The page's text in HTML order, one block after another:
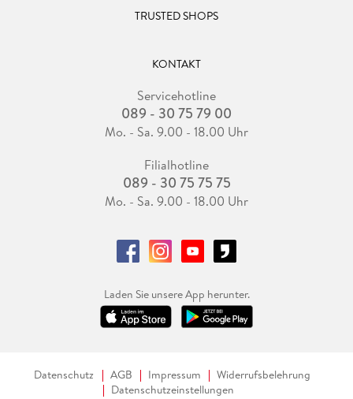
TRUSTED SHOPS
KONTAKT
Servicehotline
089 - 30 75 79 00
Mo. - Sa. 9.00 - 18.00 Uhr
Filialhotline
089 - 30 75 75 75
Mo. - Sa. 9.00 - 18.00 Uhr
Laden Sie unsere App herunter.
Datenschutz AGB Impressum
Widerrufsbelehrung
Datenschutzeinstellungen